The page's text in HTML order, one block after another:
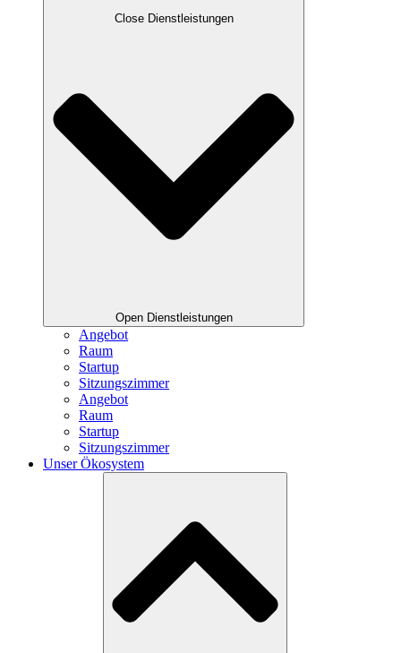
Close Dienstleistungen
Open Dienstleistungen
Angebot
Raum
Startup
Sitzungszimmer
Angebot
Raum
Startup
Sitzungszimmer
Unser Ökosystem